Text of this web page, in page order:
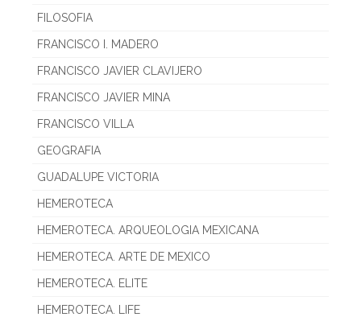
FILOSOFIA
FRANCISCO I. MADERO
FRANCISCO JAVIER CLAVIJERO
FRANCISCO JAVIER MINA
FRANCISCO VILLA
GEOGRAFIA
GUADALUPE VICTORIA
HEMEROTECA
HEMEROTECA. ARQUEOLOGIA MEXICANA
HEMEROTECA. ARTE DE MEXICO
HEMEROTECA. ELITE
HEMEROTECA. LIFE